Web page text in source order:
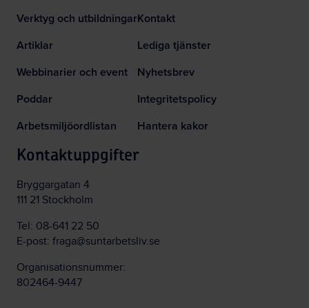
Verktyg och utbildningar
Artiklar
Webbinarier och event
Poddar
Arbetsmiljöordlistan
Kontakt
Lediga tjänster
Nyhetsbrev
Integritetspolicy
Hantera kakor
Kontaktuppgifter
Bryggargatan 4
111 21 Stockholm
Tel: 08-641 22 50
E-post: fraga@suntarbetsliv.se
Organisationsnummer:
802464-9447